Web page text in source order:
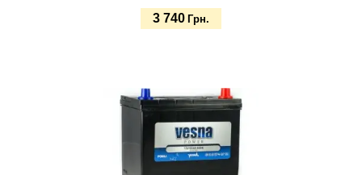
3 740 Грн.